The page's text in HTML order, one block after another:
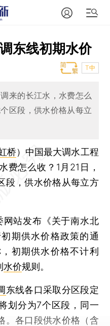
东线初期水价
T中
来的长江水，水费怎么
区段，供水价格从每立
桥） 中国最大调水工程
费怎么收？1月21日，
段，供水价格从每立方
站发布《关于南水北
期供水价格政策的通
初期供水价格不计利
水价规则。
东线各口采取分区段定
划分为7个区段，同一
。各口段供水价格（含